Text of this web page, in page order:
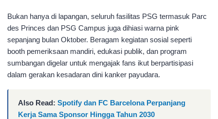
Bukan hanya di lapangan, seluruh fasilitas PSG termasuk Parc
des Princes dan PSG Campus juga dihiasi warna pink
sepanjang bulan Oktober. Beragam kegiatan sosial seperti
booth pemeriksaan mandiri, edukasi publik, dan program
sumbangan digelar untuk mengajak fans ikut berpartisipasi
dalam gerakan kesadaran dini kanker payudara.​
Also Read: Spotify dan FC Barcelona Perpanjang
Kerja Sama Sponsor Hingga Tahun 2030